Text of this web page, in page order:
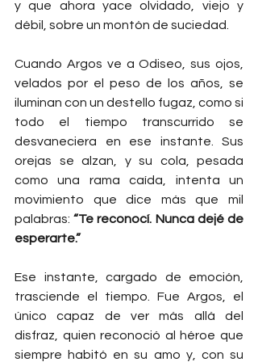
y que ahora yace olvidado, viejo y
débil, sobre un montón de suciedad.
Cuando Argos ve a Odiseo, sus ojos,
velados por el peso de los años, se
iluminan con un destello fugaz, como si
todo el tiempo transcurrido se
desvaneciera en ese instante. Sus
orejas se alzan, y su cola, pesada
como una rama caída, intenta un
movimiento que dice más que mil
palabras: “Te reconocí. Nunca dejé de
esperarte.”
Ese instante, cargado de emoción,
trasciende el tiempo. Fue Argos, el
único capaz de ver más allá del
disfraz, quien reconoció al héroe que
siempre habitó en su amo y, con su